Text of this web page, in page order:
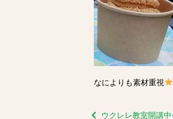
なによりも素材重視
ウクレレ教室開講中